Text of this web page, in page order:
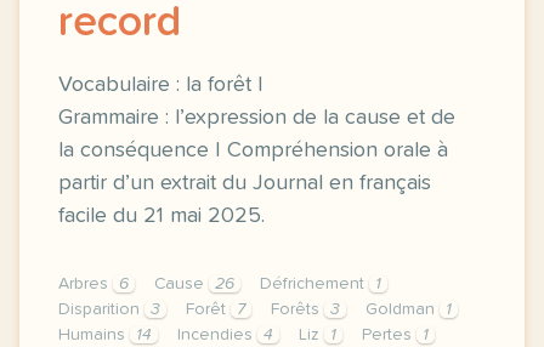
record
Vocabulaire : la forêt |
Grammaire : l’expression de la cause et de
la conséquence | Compréhension orale à
partir d’un extrait du Journal en français
facile du 21 mai 2025.
Arbres 6 Cause 26 Défrichement
1
Disparition
3 Forêt 7 Forêts 3 Goldman
1
Humains
14 Incendies 4 Liz 1 Pertes 1